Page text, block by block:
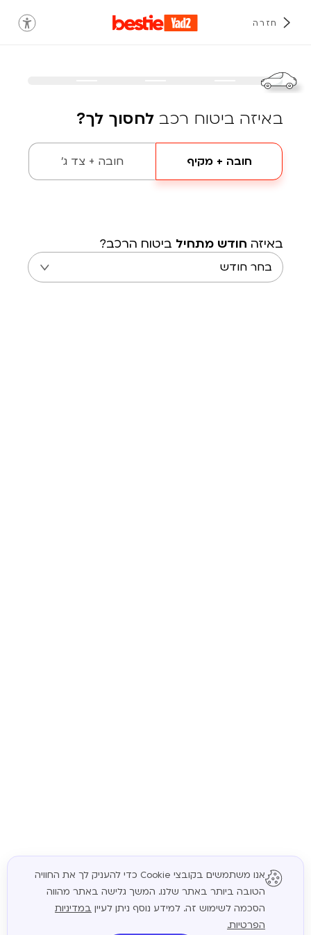
חזרה
באיזה ביטוח רכב לחסוך לך?
חובה + מקיף חובה + צד ג'
באיזה חודש מתחיל ביטוח הרכב?
המשך
אנו משתמשים בקובצי Cookie כדי להעניק לך את החוויה
הטובה ביותר באתר שלנו. המשך גלישה באתר מהווה
הסכמה לשימוש זה. למידע נוסף ניתן לעיין במדיניות
הפרטיות.